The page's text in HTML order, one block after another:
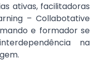
ativas, facilitadoras
– Collabotative
e formador se
na